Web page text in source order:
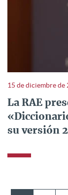
15 de diciembre de
La RAE
su versión